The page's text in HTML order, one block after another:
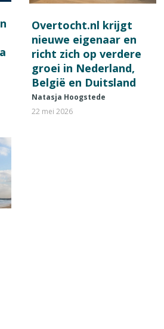
Overtocht.nl krijgt
nieuwe eigenaar en
richt zich op verdere
groei in Nederland,
België en Duitsland
Natasja Hoogstede
22 mei 2026